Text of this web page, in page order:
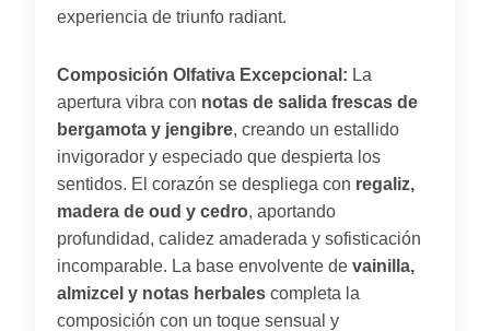
experiencia de triunfo radiant.
Composición Olfativa Excepcional: La
apertura vibra con notas de salida frescas de
bergamota y jengibre, creando un estallido
invigorador y especiado que despierta los
sentidos. El corazón se despliega con regaliz,
madera de oud y cedro, aportando
profundidad, calidez amaderada y sofisticación
incomparable. La base envolvente de vainilla,
almizcel y notas herbales completa la
composición con un toque sensual y